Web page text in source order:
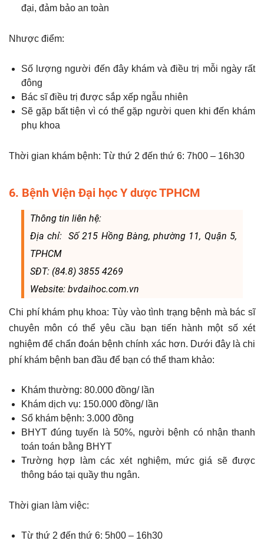
đại, đảm bảo an toàn
Nhược điểm:
Số lượng người đến đây khám và điều trị mỗi ngày rất
đông
Bác sĩ điều trị được sắp xếp ngẫu nhiên
Sẽ gặp bất tiện vì có thể gặp người quen khi đến khám
phụ khoa
Thời gian khám bệnh: Từ thứ 2 đến thứ 6: 7h00 – 16h30
6. Bệnh Viện Đại học Y dược TPHCM
Thông tin liên hệ:
Địa chỉ: Số 215 Hồng Bàng, phường 11, Quận 5,
TPHCM
SĐT: (84.8) 3855 4269
Website: bvdaihoc.com.vn
Chi phí khám phụ khoa: Tùy vào tình trạng bệnh mà bác sĩ
chuyên môn có thể yêu cầu bạn tiến hành một số xét
nghiệm để chẩn đoán bệnh chính xác hơn. Dưới đây là chi
phí khám bệnh ban đầu để bạn có thể tham khảo:
Khám thường: 80.000 đồng/ lần
Khám dịch vụ: 150.000 đồng/ lần
Sổ khám bệnh: 3.000 đồng
BHYT đúng tuyến là 50%, người bệnh có nhận thanh
toán toán bằng BHYT
Trường hợp làm các xét nghiệm, mức giá sẽ được
thông báo tại quầy thu ngân.
Thời gian làm việc:
Từ thứ 2 đến thứ 6: 5h00 – 16h30